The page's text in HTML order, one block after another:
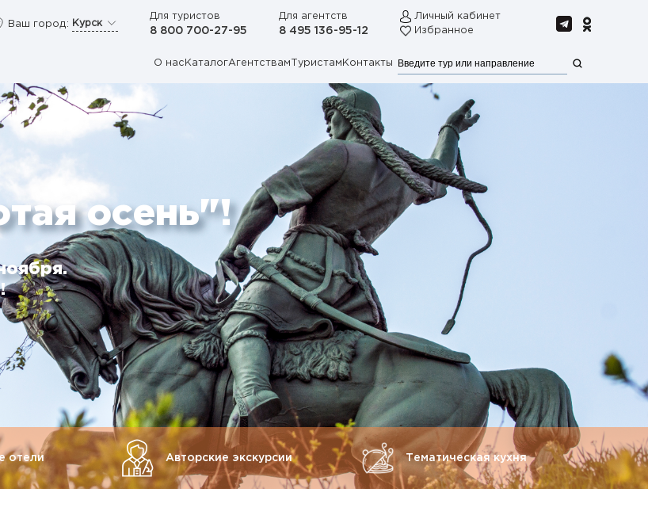
Ваш город: Курск
Для туристов
8 800 700-27-95
Для агентств
8 495 136-95-12
Личный кабинет
Избранное
О нас КаталогАгентствам Туристам Контакты
осень"!
отели Авторские экскурсии Тематическая кухня